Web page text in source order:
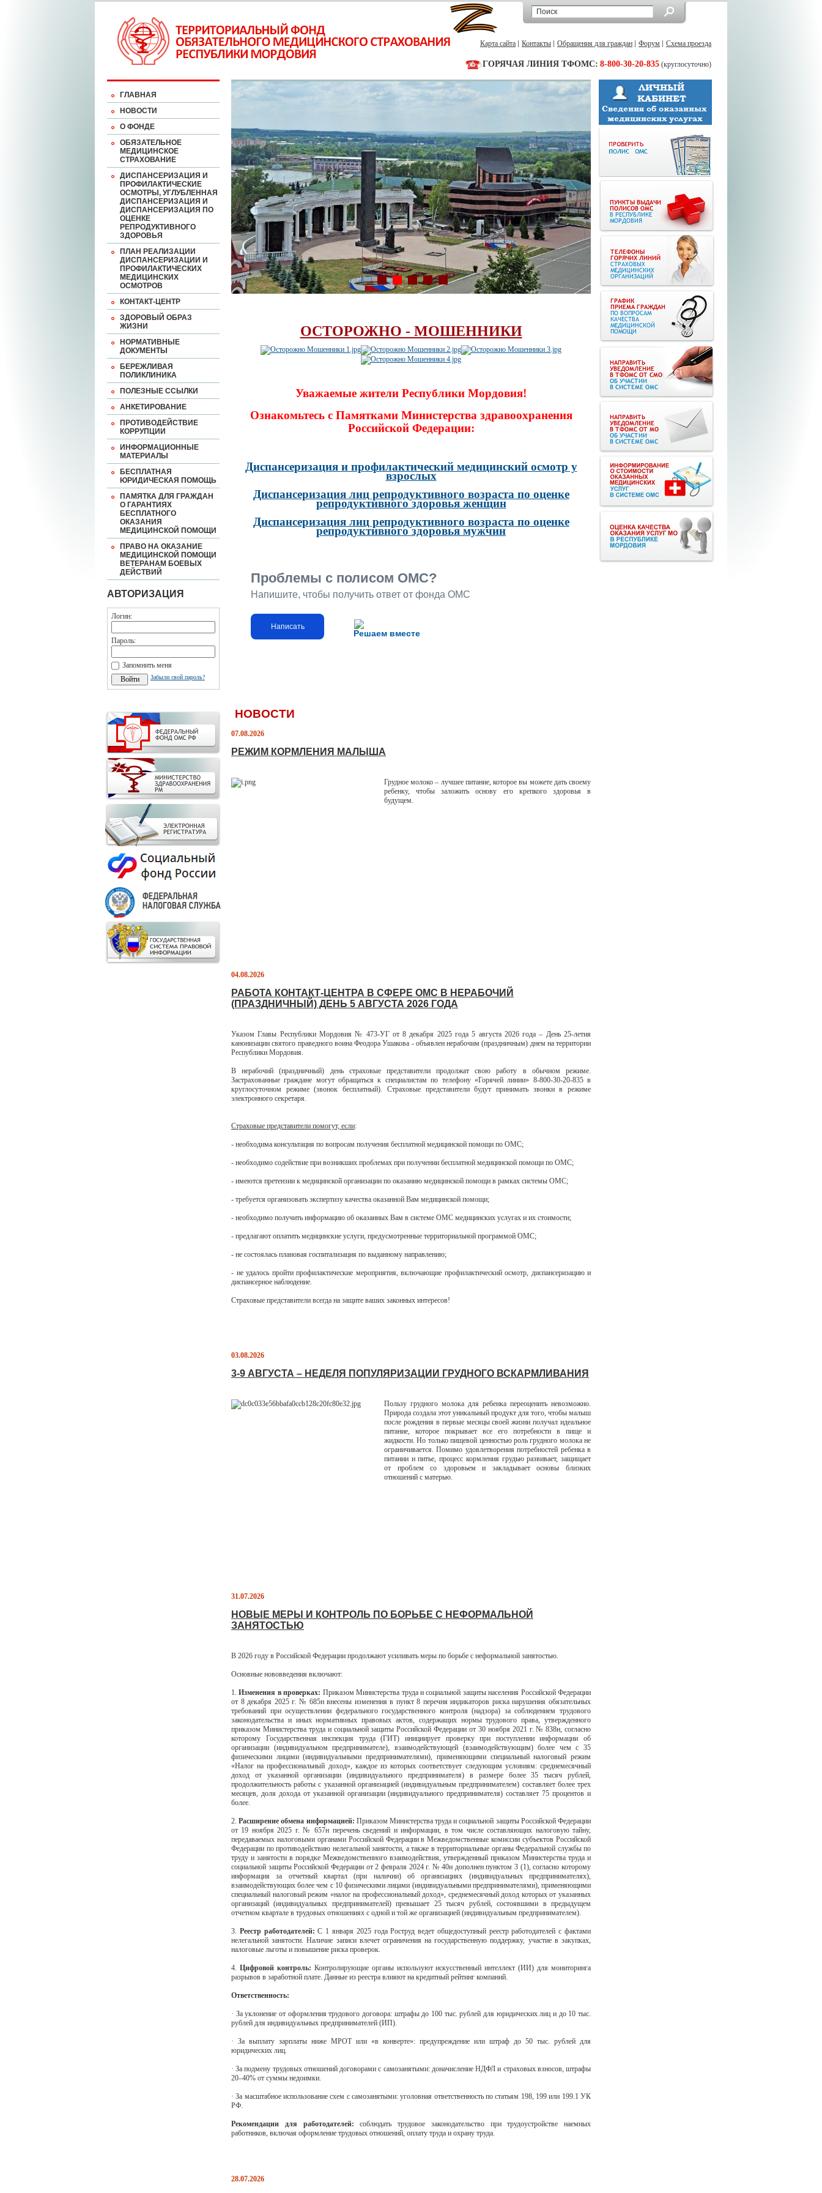
Карта сайта Контакты Обращения для граждан Форум Схема проезда
ГОРЯЧАЯ ЛИНИЯ ТФОМС: 8-800-30-20-835 (круглосуточно)
ГЛАВНАЯ
НОВОСТИ
О ФОНДЕ
ОБЯЗАТЕЛЬНОЕ
МЕДИЦИНСКОЕ
СТРАХОВАНИЕ
ДИСПАНСЕРИЗАЦИЯ И
ПРОФИЛАКТИЧЕСКИЕ
ОСМОТРЫ, УГЛУБЛЕННАЯ
ДИСПАНСЕРИЗАЦИЯ И
ДИСПАНСЕРИЗАЦИЯ ПО
ОЦЕНКЕ
РЕПРОДУКТИВНОГО
ЗДОРОВЬЯ
ПЛАН РЕАЛИЗАЦИИ
ДИСПАНСЕРИЗАЦИИ И
ПРОФИЛАКТИЧЕСКИХ
МЕДИЦИНСКИХ
ОСМОТРОВ
КОНТАКТ-ЦЕНТР
ЗДОРОВЫЙ ОБРАЗ
ЖИЗНИ
НОРМАТИВНЫЕ
ДОКУМЕНТЫ
БЕРЕЖЛИВАЯ
ПОЛИКЛИНИКА
ПОЛЕЗНЫЕ ССЫЛКИ
АНКЕТИРОВАНИЕ
ПРОТИВОДЕЙСТВИЕ
КОРРУПЦИИ
ИНФОРМАЦИОННЫЕ
МАТЕРИАЛЫ
БЕСПЛАТНАЯ
ЮРИДИЧЕСКАЯ ПОМОЩЬ
ПАМЯТКА ДЛЯ ГРАЖДАН
О ГАРАНТИЯХ
БЕСПЛАТНОГО
ОКАЗАНИЯ
МЕДИЦИНСКОЙ ПОМОЩИ
ПРАВО НА ОКАЗАНИЕ
МЕДИЦИНСКОЙ ПОМОЩИ
ВЕТЕРАНАМ БОЕВЫХ
ДЕЙСТВИЙ
АВТОРИЗАЦИЯ
Логин:
Пароль:
Запомнить меня
Забыли свой пароль?
ОСТОРОЖНО - МОШЕННИКИ
Уважаемые жители Республики Мордовия!
Ознакомьтесь с Памятками Министерства здравоохранения
Российской Федерации:
Диспансеризация и профилактический медицинский осмотр у
взрослых
Диспансеризация лиц репродуктивного возраста по оценке
репродуктивного здоровья женщин
Диспансеризация лиц репродуктивного возраста по оценке
репродуктивного здоровья мужчин
Решаем вместе
Проблемы с полисом ОМС?
Напишите, чтобы получить ответ от фонда ОМС
Написать
НОВОСТИ
07.08.2026
РЕЖИМ КОРМЛЕНИЯ МАЛЫША
Грудное молоко – лучшее питание, которое вы можете дать своему
ребенку, чтобы заложить основу его крепкого здоровья в
будущем.
04.08.2026
РАБОТА КОНТАКТ-ЦЕНТРА В СФЕРЕ ОМС В НЕРАБОЧИЙ
(ПРАЗДНИЧНЫЙ) ДЕНЬ 5 АВГУСТА 2026 ГОДА
Указом Главы Республики Мордовия № 473-УГ от 8 декабря 2025 года 5 августа 2026 года – День 25-летия
канонизации святого праведного воина Феодора Ушакова - объявлен нерабочим (праздничным) днем на территории
Республики Мордовия.
В нерабочий (праздничный) день страховые представители продолжат свою работу в обычном режиме.
Застрахованные граждане могут обращаться к специалистам по телефону «Горячей линии» 8-800-30-20-835 в
круглосуточном режиме (звонок бесплатный). Страховые представители будут принимать звонки в режиме
электронного секретаря.
Страховые представители помогут, если:
- необходима консультация по вопросам получения бесплатной медицинской помощи по ОМС;
- необходимо содействие при возникших проблемах при получении бесплатной медицинской помощи по ОМС;
- имеются претензии к медицинской организации по оказанию медицинской помощи в рамках системы ОМС;
- требуется организовать экспертизу качества оказанной Вам медицинской помощи;
- необходимо получить информацию об оказанных Вам в системе ОМС медицинских услугах и их стоимости;
- предлагают оплатить медицинские услуги, предусмотренные территориальной программой ОМС;
- не состоялась плановая госпитализация по выданному направлению;
- не удалось пройти профилактические мероприятия, включающие профилактический осмотр, диспансеризацию и
диспансерное наблюдение.
Страховые представители всегда на защите ваших законных интересов!
03.08.2026
3-9 АВГУСТА – НЕДЕЛЯ ПОПУЛЯРИЗАЦИИ ГРУДНОГО ВСКАРМЛИВАНИЯ
Пользу грудного молока для ребенка переоценить невозможно.
Природа создала этот уникальный продукт для того, чтобы малыш
после рождения в первые месяцы своей жизни получал идеальное
питание, которое покрывает все его потребности в пище и
жидкости. Но только пищевой ценностью роль грудного молока не
ограничивается. Помимо удовлетворения потребностей ребенка в
питании и питье, процесс кормления грудью развивает, защищает
от проблем со здоровьем и закладывает основы близких
отношений с матерью.
31.07.2026
НОВЫЕ МЕРЫ И КОНТРОЛЬ ПО БОРЬБЕ С НЕФОРМАЛЬНОЙ
ЗАНЯТОСТЬЮ
В 2026 году в Российской Федерации продолжают усиливать меры по борьбе с неформальной занятостью.
Основные нововведения включают:
1.Изменения в проверках: Приказом Министерства труда и социальной защиты населения Российской Федерации
от 8 декабря 2025 г. № 685н внесены изменения в пункт 8 перечня индикаторов риска нарушения обязательных
требований при осуществлении федерального государственного контроля (надзора) за соблюдением трудового
законодательства и иных нормативных правовых актов, содержащих нормы трудового права, утвержденного
приказом Министерства труда и социальной защиты Российской Федерации от 30 ноября 2021 г. № 838н, согласно
которому Государственная инспекция труда (ГИТ) инициирует проверку при поступлении информации об
организации (индивидуальном предпринимателе), взаимодействующей (взаимодействующим) более чем с 35
физическими лицами (индивидуальными предпринимателями), применяющими специальный налоговый режим
«Налог на профессиональный доход», каждое из которых соответствует следующим условиям: среднемесячный
доход от указанной организации (индивидуального предпринимателя) в размере более 35 тысяч рублей,
продолжительность работы с указанной организацией (индивидуальным предпринимателем) составляет более трех
месяцев, доля дохода от указанной организации (индивидуального предпринимателя) составляет 75 процентов и
более.
2.Расширение обмена информацией: Приказом Министерства труда и социальной защиты Российской Федерации
от 19 ноября 2025 г. № 657н перечень сведений и информации, в том числе составляющих налоговую тайну,
передаваемых налоговыми органами Российской Федерации в Межведомственные комиссии субъектов Российской
Федерации по противодействию нелегальной занятости, а также в территориальные органы Федеральной службы по
труду и занятости в порядке Межведомственного взаимодействия, утвержденный приказом Министерства труда и
социальной защиты Российской Федерации от 2 февраля 2024 г. № 40н дополнен пунктом 3 (1), согласно которому
информация за отчетный квартал (при наличии) об организациях (индивидуальных предпринимателях),
взаимодействующих более чем с 10 физическими лицами (индивидуальными предпринимателями), применяющими
специальный налоговый режим «налог на профессиональный доход», среднемесячный доход которых от указанных
организаций (индивидуальных предпринимателей) превышает 25 тысяч рублей, состоявшими в предыдущем
отчетном квартале в трудовых отношениях с одной и той же организацией (индивидуальным предпринимателем).
3. Реестр работодателей: C 1 января 2025 года Роструд ведет общедоступный реестр работодателей с фактами
нелегальной занятости. Наличие записи влечет ограничения на государственную поддержку, участие в закупках,
налоговые льготы и повышение риска проверок.
4. Цифровой контроль: Контролирующие органы используют искусственный интеллект (ИИ) для мониторинга
разрывов в заработной плате. Данные из реестра влияют на кредитный рейтинг компаний.
Ответственность:
· За уклонение от оформления трудового договора: штрафы до 100 тыс. рублей для юридических лиц и до 10 тыс.
рублей для индивидуальных предпринимателей (ИП).
· За выплату зарплаты ниже МРОТ или «в конверте»: предупреждение или штраф до 50 тыс. рублей для
юридических лиц.
· За подмену трудовых отношений договорами с самозанятыми: доначисление НДФЛ и страховых взносов, штрафы
20–40% от суммы недоимки.
· За масштабное использование схем с самозанятыми: уголовная ответственность по статьям 198, 199 или 199.1 УК
РФ.
Рекомендации для работодателей: соблюдать трудовое законодательство при трудоустройстве наемных
работников, включая оформление трудовых отношений, оплату труда и охрану труда.
28.07.2026